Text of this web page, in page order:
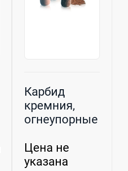
Карбид
кремния,
огнеупорные
Цена не
указана